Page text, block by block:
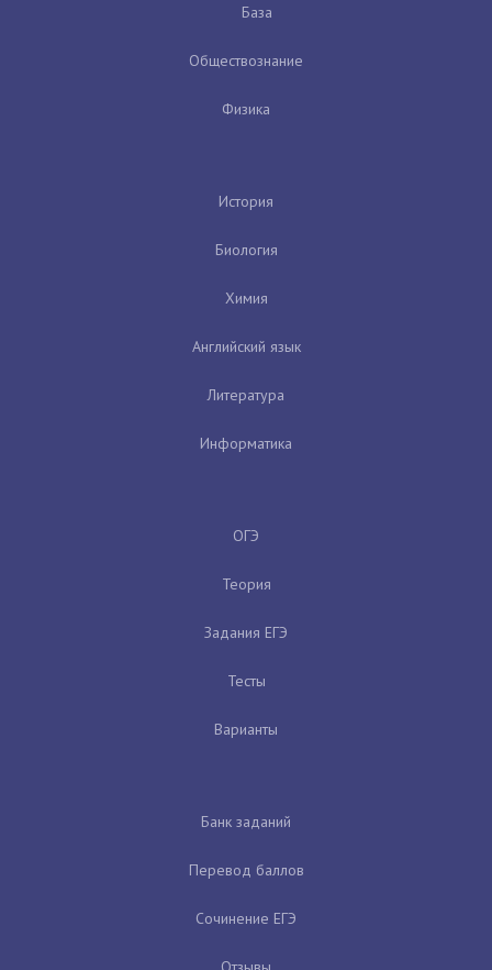
База
Обществознание
Физика
История
Биология
Химия
Английский язык
Литература
Информатика
ОГЭ
Теория
Задания ЕГЭ
Тесты
Варианты
Банк заданий
Перевод баллов
Сочинение ЕГЭ